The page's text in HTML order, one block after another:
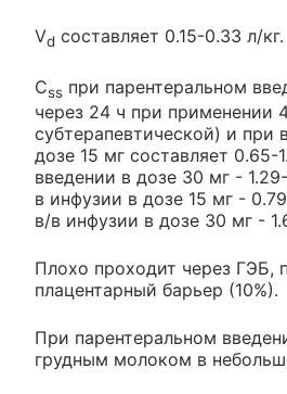
Vd составляет 0.15-0.33 л/кг.
Css при парентеральном
через 24 ч при применении
субтерапевтической) и при
дозе 15 мг составляет 0.65-
введении в дозе 30 мг -
в инфузии в дозе 15 мг -
в/в инфузии в дозе 30 мг -
Плохо проходит через ГЭБ,
плацентарный барьер (10%).
При парентеральном
грудным молоком в